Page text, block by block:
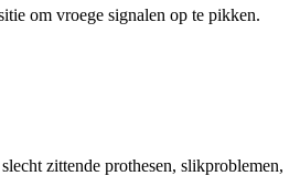
om vroege signalen op te pikken.
zittende prothesen, slikproblemen,